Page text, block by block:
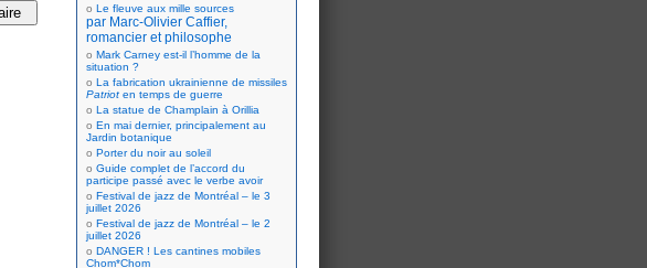
Le fleuve aux mille sources
par Marc-Olivier Caffier,
romancier et philosophe
Mark Carney est-il l’homme de la
situation ?
La fabrication ukrainienne de missiles
Patriot en temps de guerre
La statue de Champlain à Orillia
En mai dernier, principalement au
Jardin botanique
Porter du noir au soleil
Guide complet de l’accord du
participe passé avec le verbe avoir
Festival de jazz de Montréal – le 3
juillet 2026
Festival de jazz de Montréal – le 2
juillet 2026
DANGER ! Les cantines mobiles
Chom*Chom